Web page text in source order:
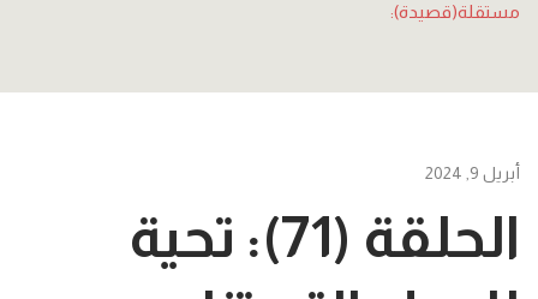
مستقلة(قصيدة):
أبريل 9, 2024
الحلقة (71): تحية